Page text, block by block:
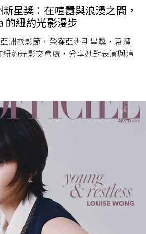
星獎：在喧囂與浪漫之間，
的紐約光影漫步
洲電影節，榮獲亞洲新星獎，袁澧
紐約光影交會處，分享她對表演與這